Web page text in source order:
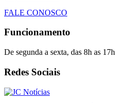
FALE CONOSCO
Funcionamento
De segunda a sexta, das 8h as 17h
Redes Sociais